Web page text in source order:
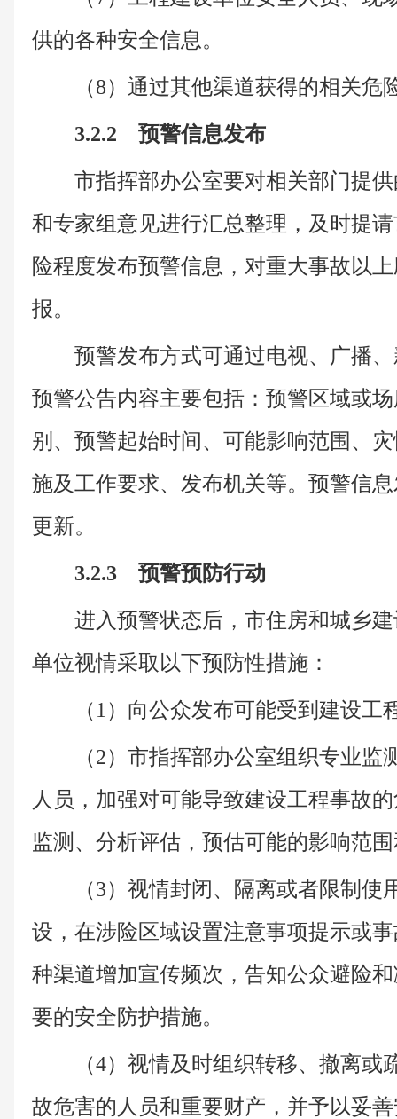
供的各种安全信息。
（8）通过其他渠道获得的相关危
3.2.2 预警信息发布
市指挥部办公室要对相关部门提
和专家组意见进行汇总整理，及时提
险程度发布预警信息，对重大事故以
报。
预警发布方式可通过电视、广播
预警公告内容主要包括：预警区域或
别、预警起始时间、可能影响范围、
施及工作要求、发布机关等。预警信
更新。
3.2.3 预警预防行动
进入预警状态后，市住房和城乡
单位视情采取以下预防性措施：
（1）向公众发布可能受到建设
（2）市指挥部办公室组织专业
人员，加强对可能导致建设工程事故
监测、分析评估，预估可能的影响范
（3）视情封闭、隔离或者限制
设，在涉险区域设置注意事项提示或
种渠道增加宣传频次，告知公众避险
要的安全防护措施。
（4）视情及时组织转移、撤离
故危害的人员和重要财产，并予以妥